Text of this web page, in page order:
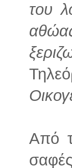
του
Από